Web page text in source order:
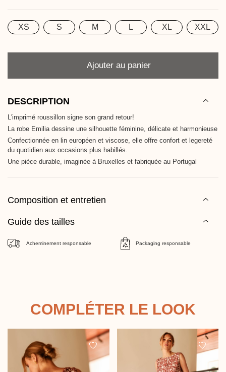
Taille
XS S M L XL XXL
Ajouter au panier
DESCRIPTION
L'imprimé roussillon signe son grand retour!
La robe Emilia dessine une silhouette féminine, délicate et harmonieuse
Confectionnée en lin européen et viscose, elle offre confort et legereté
du quotidien aux occasions plus habillés.
Une pièce durable, imaginée à Bruxelles et fabriquée au Portugal
Composition et entretien
Guide des tailles
Acheminement responsable Packaging responsable
COMPLÉTER LE LOOK